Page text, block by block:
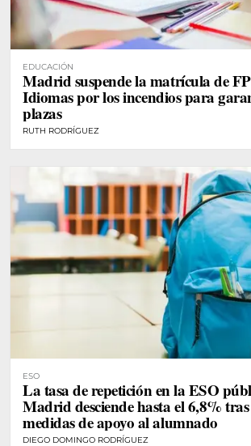
EDUCACIÓN
Madrid suspende la matrícula de
Idiomas por los incendios para
plazas
RUTH RODRÍGUEZ
ESO
La tasa de repetición en la ESO
Madrid desciende hasta el 6,8%
medidas de apoyo al alumnado
DIEGO DOMINGO RODRÍGUEZ